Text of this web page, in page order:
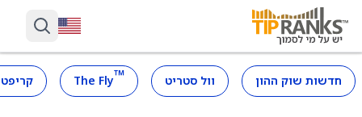
חדשות שוק ההון וול סטריט ™
The Fly